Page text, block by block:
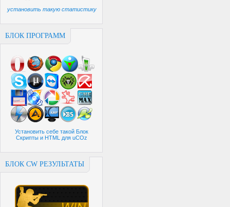
установить такую статистику
БЛОК ПРОГРАММ
Установить себе такой Блок
Скрипты и HTML для uCOz
БЛОК CW РЕЗУЛЬТАТЫ